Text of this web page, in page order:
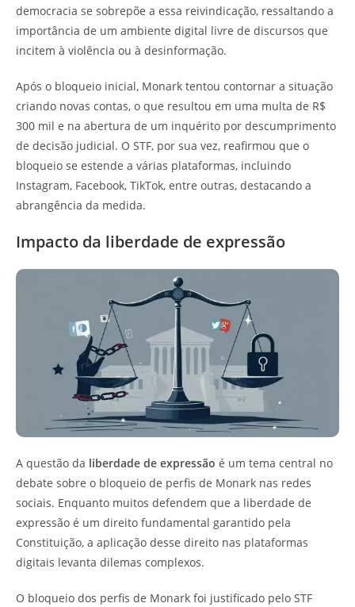
democracia se sobrepõe a essa reivindicação, ressaltando a
importância de um ambiente digital livre de discursos que
incitem à violência ou à desinformação.
Após o bloqueio inicial, Monark tentou contornar a situação
criando novas contas, o que resultou em uma multa de R$
300 mil e na abertura de um inquérito por descumprimento
de decisão judicial. O STF, por sua vez, reafirmou que o
bloqueio se estende a várias plataformas, incluindo
Instagram, Facebook, TikTok, entre outras, destacando a
abrangência da medida.
Impacto da liberdade de expressão
A questão da liberdade de expressão é um tema central no
debate sobre o bloqueio de perfis de Monark nas redes
sociais. Enquanto muitos defendem que a liberdade de
expressão é um direito fundamental garantido pela
Constituição, a aplicação desse direito nas plataformas
digitais levanta dilemas complexos.
O bloqueio dos perfis de Monark foi justificado pelo STF